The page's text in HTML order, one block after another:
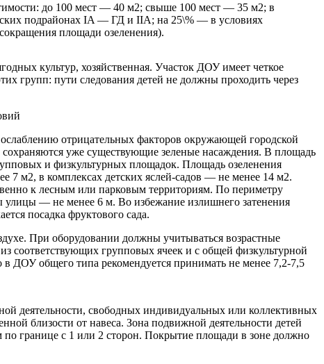
до 100 мест — 40 м2; свыше 100 мест — 35 м2; в
подрайонах IA — ГД и IIA; на 25\% — в условиях
площади озеленения).
культур, хозяйственная. Участок ДОУ имеет четкое
групп: пути следования детей не должны проходить через
отрицательных факторов окружающей городской
уже существующие зеленые насаждения. В площадь
и физкультурных площадок. Площадь озеленения
7 м2, в комплексах детских яслей-садов — не менее 14 м2.
к лесным или парковым территориям. По периметру
улицы — не менее 6 м. Во избежание излишнего затенения
посадка фруктового сада.
При оборудовании должны учитываться возрастные
соответствующих групповых ячеек и с общей физкультурной
ДОУ общего типа рекомендуется принимать не менее 7,2-7,5
деятельности, свободных индивидуальных или коллективных
близости от навеса. Зона подвижной деятельности детей
по границе с 1 или 2 сторон. Покрытие площади в зоне должно